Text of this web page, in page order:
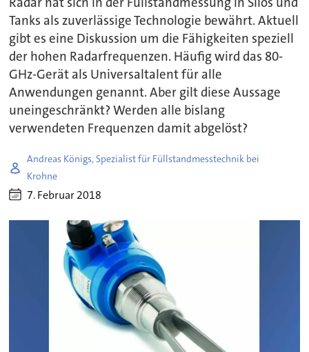
Tanks als zuverlässige Technologie bewährt. Aktuell
gibt es eine Diskussion um die Fähigkeiten speziell
der hohen Radarfrequenzen. Häufig wird das 80-
GHz-Gerät als Universaltalent für alle
Anwendungen genannt. Aber gilt diese Aussage
uneingeschränkt? Werden alle bislang
verwendeten Frequenzen damit abgelöst?
Andreas Königs, Spezialist für Füllstandmesstechnik bei
Krohne
7. Februar 2018